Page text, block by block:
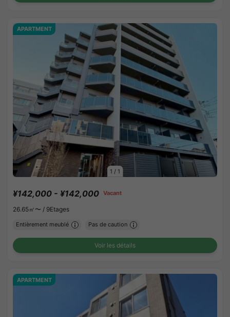
1 / 1
APARTMENT
¥142,000 - ¥142,000 Vacant
26.65㎡〜 / 9Etages
Entièrement meublé Pas de caution
Voir les détails
APARTMENT